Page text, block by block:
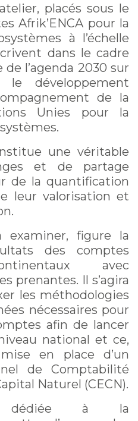
placés sous le
Afrik’ENCA pour la
à l’échelle
dans le cadre
l’agenda 2030 sur
développement
de la
Unies pour la
une véritable
et de partage
de la quantification
leur valorisation et
figure la
des comptes
avec
prenantes. Il s’agira
les méthodologies
nécessaires pour
afin de lancer
national et ce,
en place d’un
de Comptabilité
Naturel (CECN).
dédiée à la